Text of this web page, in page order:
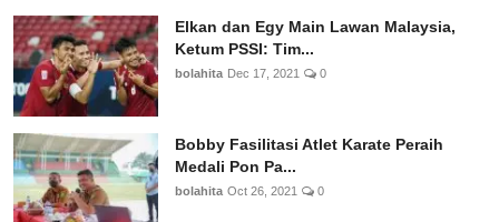
Elkan dan Egy Main Lawan Malaysia,
Ketum PSSI: Tim...
bolahita Dec 17, 2021 0
Bobby Fasilitasi Atlet Karate Peraih
Medali Pon Pa...
bolahita Oct 26, 2021 0